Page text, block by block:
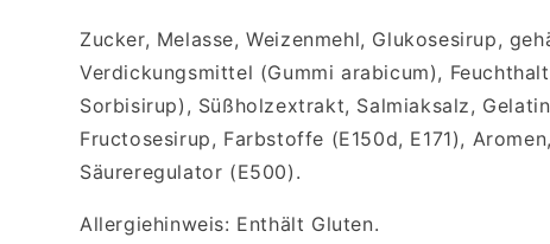
Zucker, Melasse, Weizenmehl, Glukosesirup,
Verdickungsmittel (Gummi arabicum),
Sorbisirup), Süßholzextrakt, Salmiaksalz,
Fructosesirup, Farbstoffe (E150d, E171),
Säureregulator (E500).
Allergiehinweis: Enthält Gluten.